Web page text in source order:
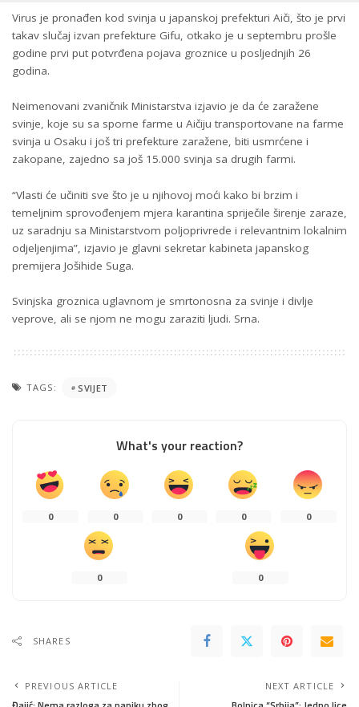
Virus je pronađen kod svinja u japanskoj prefekturi Aiči, što je prvi
takav slučaj izvan prefekture Gifu, otkako je u septembru prošle
godine prvi put potvrđena pojava groznice u posljednjih 26
godina.
Neimenovani zvaničnik Ministarstva izjavio je da će zaražene
svinje, koje su sa sporne farme u Aičiju transportovane na farme
svinja u Osaku i još tri prefekture zaražene, biti usmrćene i
zakopane, zajedno sa još 15.000 svinja sa drugih farmi.
“Vlasti će učiniti sve što je u njihovoj moći kako bi brzim i
temeljnim sprovođenjem mjera karantina spriječile širenje zaraze,
uz saradnju sa Ministarstvom poljoprivrede i relevantnim lokalnim
odjeljenjima”, izjavio je glavni sekretar kabineta japanskog
premijera Jošihide Suga.
Svinjska groznica uglavnom je smrtonosna za svinje i divlje
veprove, ali se njom ne mogu zaraziti ljudi. Srna.
TAGS: SVIJET
What's your reaction?
0 0 0 0 0
0 0
SHARES
PREVIOUS ARTICLE NEXT ARTICLE